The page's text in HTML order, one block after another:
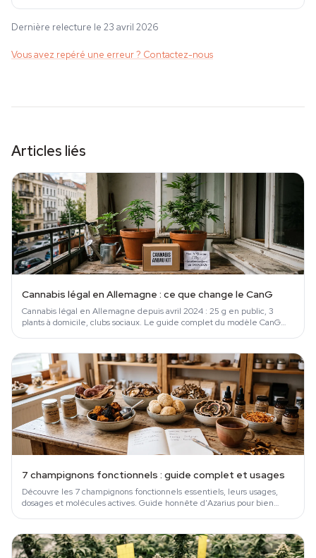
Dernière relecture le 23 avril 2026
Vous avez repéré une erreur ? Contactez-nous
Articles liés
Cannabis légal en Allemagne : ce que change le CanG
Cannabis légal en Allemagne depuis avril 2024 : 25 g en public, 3
plants à domicile, clubs sociaux. Le guide complet du modèle CanG
7 champignons fonctionnels : guide complet et usages
Découvre les 7 champignons fonctionnels essentiels, leurs usages,
dosages et molécules actives. Guide honnête d'Azarius pour bien